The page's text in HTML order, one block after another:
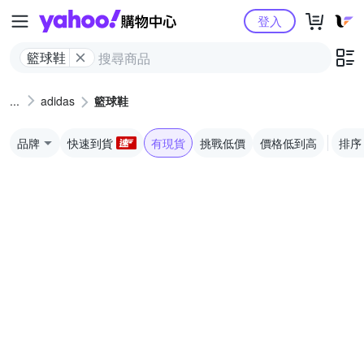
Yahoo購物中心
籃球鞋
登入
adidas 籃球鞋
品牌 快速到貨 有現貨 挑戰低價 價格低到高 排序